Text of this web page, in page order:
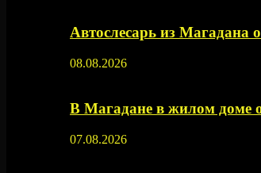
Автослесарь из Магадана
08.08.2026
В Магадане в жилом доме
07.08.2026